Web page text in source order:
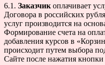
6.1. Заказчик оплачивает
Договора в российских
услуг производится на
Формирование счета на
добавления курсов в
происходит путем выбора
Сайте после нажатия кнопки